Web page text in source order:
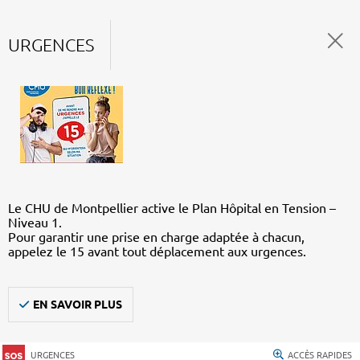
URGENCES
Le CHU de Montpellier active le Plan Hôpital en Tension –
Niveau 1.
Pour garantir une prise en charge adaptée à chacun,
appelez le 15 avant tout déplacement aux urgences.
EN SAVOIR PLUS
URGENCES ACCÈS RAPIDES